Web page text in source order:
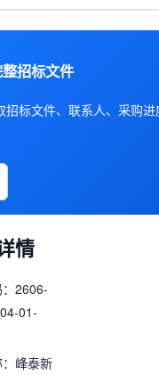
招标文件
招标文件、联系人、采购
情
2606-
01-
峰泰新